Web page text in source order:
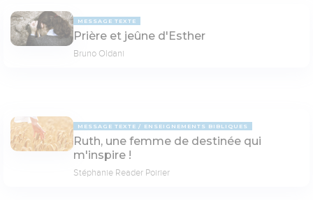
MESSAGE TEXTE
Prière et jeûne d'Esther
Bruno Oldani
MESSAGE TEXTE ENSEIGNEMENTS BIBLIQUES
Ruth, une femme de destinée qui
m'inspire !
Stéphanie Reader Poirier